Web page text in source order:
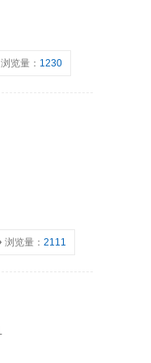
浏览量： 1230
浏览量：2111